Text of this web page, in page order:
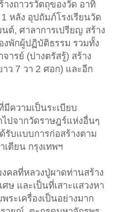
งถาวรวัตถุของวัด อาทิ
หลัง อุปถัมภ์โรงเรียนวัด
, ศาลาการเปรียญ สร้าง
งพักผู้ปฏิบัติธรรม รวมทั้ง
ารย์ (ปางตรัสรู้) สร้าง
ว 7 วา 2 ศอก) และอีก
ความเป็นระเบียบ
ปจากวัดราษฎร์แห่งอื่นๆ
รับแบบการก่อสร้างตาม
ตียน กรุงเทพฯ
คลที่หลวงปู่ผาดท่านสร้าง
ษ และเป็นที่เสาะแสวงหา
ะเครื่องเป็นอย่างมาก